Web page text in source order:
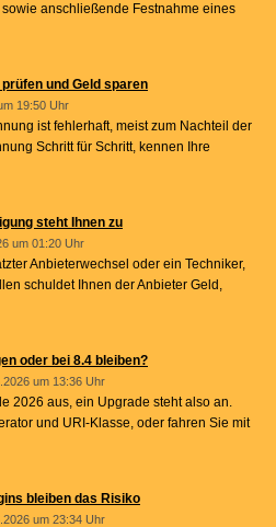
anschließende Festnahme eines
und Geld sparen
19:50 Uhr
ist fehlerhaft, meist zum Nachteil der
Schritt für Schritt, kennen Ihre
steht Ihnen zu
um 01:20 Uhr
Anbieterwechsel oder ein Techniker,
schuldet Ihnen der Anbieter Geld,
oder bei 8.4 bleiben?
um 13:36 Uhr
2026 aus, ein Upgrade steht also an.
und URI-Klasse, oder fahren Sie mit
bleiben das Risiko
um 23:34 Uhr